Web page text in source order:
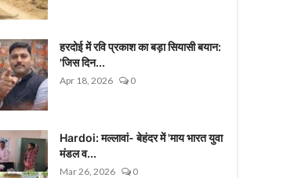
हरदोई में रवि प्रकाश का बड़ा सियासी बयान:
'जिस दिन...
Apr 18, 2026 0
Hardoi: मल्लावां- बेहंदर में 'माय भारत युवा
मंडल व...
Mar 26, 2026 0